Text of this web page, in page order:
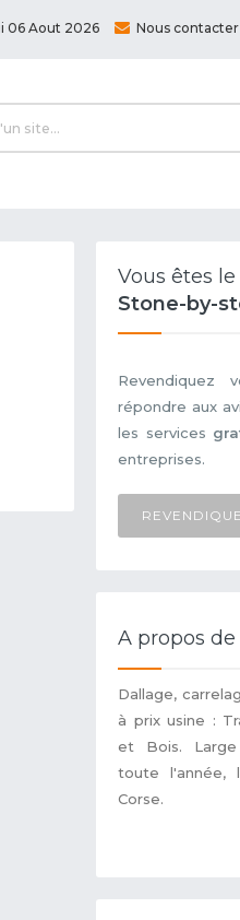
06 Aout 2026 Nous contacter
Vous êtes
Stone-by-
Revendiquez
répondre aux
les services
entreprises.
A propos
Dallage,
à prix usine :
et Bois.
toute l'année,
Corse.